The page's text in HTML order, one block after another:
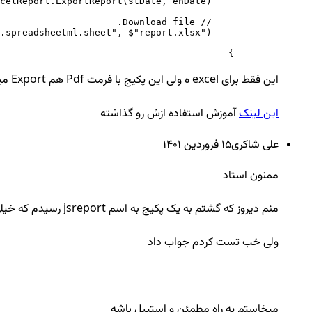
این فقط برای excel ه ولی این پکیج با فرمت Pdf هم Export میکنه
این لینکآموزش استفاده ازش رو گذاشته
علی شاکری15 فروردين ۱۴۰۱
ممنون استاد
منم دیروز که گشتم به یک پکیج به اسم jsreport رسیدم که خیلی جمع و جور و اوکی بود و توی گیتهاب و ناگت بود ولی خب یکی دو سالی بود آپدیت نشده بود
ولی خب تست کردم جواب داد